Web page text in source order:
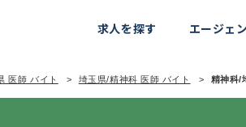
求人を探す エージェ
医師 バイト 埼玉県/精神科 医師 バイト 精神科/